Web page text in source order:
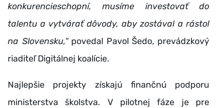
konkurencieschopní, musíme investovať do
talentu a vytvárať dôvody, aby zostával a rástol
na Slovensku,“povedal Pavol Šedo, prevádzkový
riaditeľ Digitálnej koalície.
Najlepšie projekty získajú finančnú podporu
ministerstva školstva. V pilotnej fáze je pre